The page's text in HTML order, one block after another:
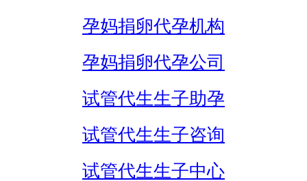
孕妈捐卵代孕机构
孕妈捐卵代孕公司
试管代生生子助孕
试管代生生子咨询
试管代生生子中心